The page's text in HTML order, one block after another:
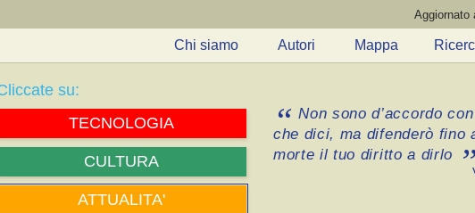
Aggiornato
Chi siamo Autori Mappa
su:
TECNOLOGIA
CULTURA
ATTUALITA'
Non sono d’accordo
che dici, ma difenderò fino
morte il tuo diritto a dirlo